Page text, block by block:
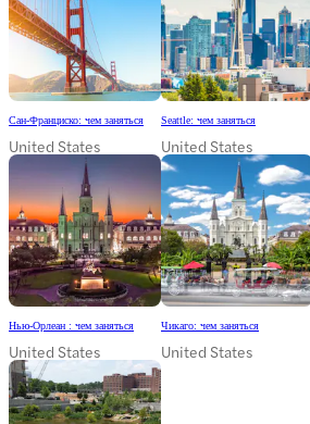
Сан-Франциско: чем заняться
United States
Seattle: чем заняться
United States
Нью-Орлеан : чем заняться
United States
Чикаго: чем заняться
United States